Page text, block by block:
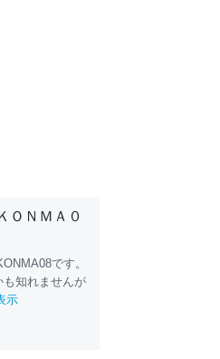
ＯＮＭＡ０
です。
知れませんが
示